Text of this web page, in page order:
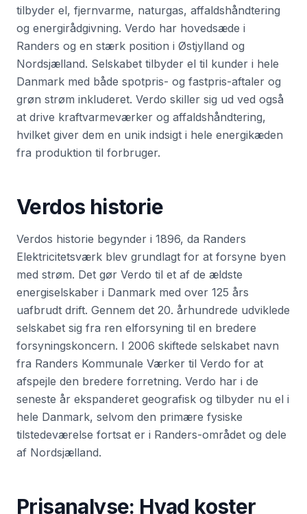
tilbyder el, fjernvarme, naturgas, affaldshåndtering
og energirådgivning. Verdo har hovedsæde i
Randers og en stærk position i Østjylland og
Nordsjælland. Selskabet tilbyder el til kunder i hele
Danmark med både spotpris- og fastpris-aftaler og
grøn strøm inkluderet. Verdo skiller sig ud ved også
at drive kraftvarmeværker og affaldshåndtering,
hvilket giver dem en unik indsigt i hele energikæden
fra produktion til forbruger.
Verdos historie
Verdos historie begynder i 1896, da Randers
Elektricitetsværk blev grundlagt for at forsyne byen
med strøm. Det gør Verdo til et af de ældste
energiselskaber i Danmark med over 125 års
uafbrudt drift. Gennem det 20. århundrede udviklede
selskabet sig fra ren elforsyning til en bredere
forsyningskoncern. I 2006 skiftede selskabet navn
fra Randers Kommunale Værker til Verdo for at
afspejle den bredere forretning. Verdo har i de
seneste år ekspanderet geografisk og tilbyder nu el i
hele Danmark, selvom den primære fysiske
tilstedeværelse fortsat er i Randers-området og dele
af Nordsjælland.
Prisanalyse: Hvad koster